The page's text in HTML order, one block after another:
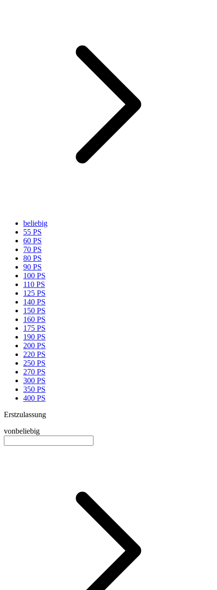
beliebig
55 PS
60 PS
70 PS
80 PS
90 PS
100 PS
110 PS
125 PS
140 PS
150 PS
160 PS
175 PS
190 PS
200 PS
220 PS
250 PS
270 PS
300 PS
350 PS
400 PS
Erstzulassung
vonbeliebig